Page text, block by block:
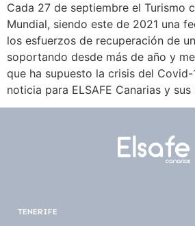
Cada 27 de septiembre el Turismo
Mundial, siendo este de 2021 una
los esfuerzos de recuperación de
soportando desde más de año y
que ha supuesto la crisis del
noticia para ELSAFE Canarias y
TENERIFE